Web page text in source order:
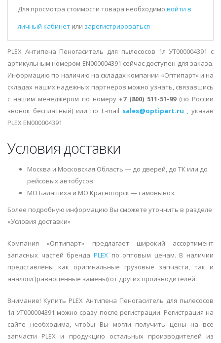
Для просмотра стоимости товара необходимо войти в
личный кабинет или зарегистрироваться
PLEX Антипена Пеногаситель для пылесосов 1л УТ000004391 с
артикульным номером EN000004391 сейчас доступен для заказа.
Информацию по наличию на складах компании «Оптипарт» и на
складах наших надежных партнеров можно узнать, связавшись
с нашим менеджером по номеру +7 (800) 511-51-99(по России
звонок бесплатный) или по E-mail sales@optipart.ru , указав
PLEX EN000004391
Условия доставки
Москва и Московская Область — до дверей, до ТК или до
рейсовых автобусов.
МО Балашиха и МО Красногорск — самовывоз.
Более подробную информацию Вы сможете уточнить в разделе
«Условия доставки»
Компания «Оптипарт» предлагает широкий ассортимент
запасных частей бренда PLEXпо оптовым ценам. В наличии
представлены как оригинальные грузовые запчасти, так и
аналоги (равноценные замены) от других производителей.
Внимание! Купить PLEX Антипена Пеногаситель для пылесосов
1л УТ000004391 можно сразу после регистрации. Регистрация на
сайте необходима, чтобы Вы могли получить цены на все
запчасти PLEX и продукцию остальных производителей из